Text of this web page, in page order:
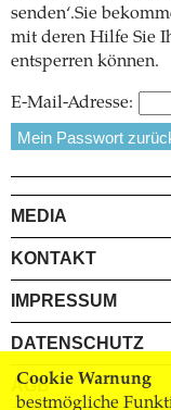
Cookie Warnung
bestmögliche
senden‘.Sie
mit deren Hilfe Sie
entsperren können.
E-Mail-Adresse:
MEDIA
KONTAKT
IMPRESSUM
DATENSCHUTZ
AGB